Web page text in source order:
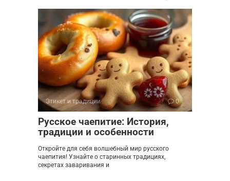
Этикет и традиции 0
Русское чаепитие: История,
традиции и особенности
Откройте для себя волшебный мир русского
чаепития! Узнайте о старинных традициях,
секретах заваривания и